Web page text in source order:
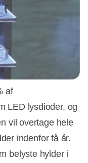
af
LED lysdioder, og
vil overtage hele
indenfor få år.
belyste hylder i